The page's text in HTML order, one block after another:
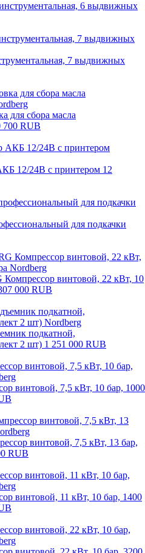
6 выдвижных
7 выдвижных
для сбора масла
700 RUB
12/24В с принтером 12
для подкачки
винтовой, 22 кВт, 10
000 RUB
подкатной,
2 шт) 1 251 000 RUB
винтовой, 7,5 кВт, 10 бар, 1000
винтовой, 7,5 кВт, 13 бар,
RUB
винтовой, 11 кВт, 10 бар, 1400